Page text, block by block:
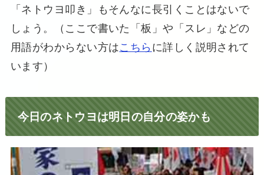
「ネトウヨ叩き」もそんなに長引くことはないで
しょう。（ここで書いた「板」や「スレ」などの
用語がわからない方はこちらに詳しく説明されて
います）
今日のネトウヨは明日の自分の姿かも